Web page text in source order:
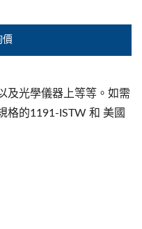
價
及光學儀器上等等。如需
格的1191-ISTW 和 美國